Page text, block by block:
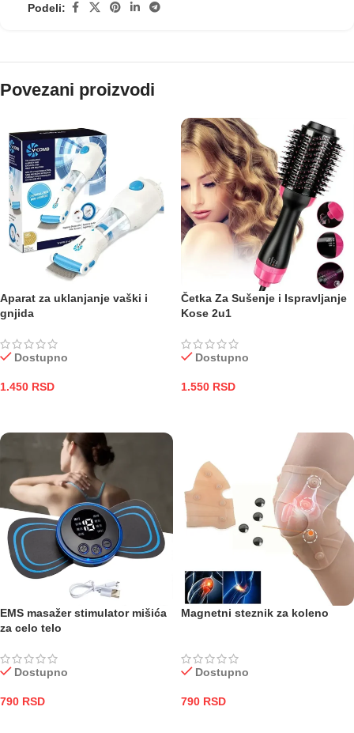
Podeli:
Povezani proizvodi
Aparat za uklanjanje vaški i
gnjida
Dostupno
1.450 RSD
Četka Za Sušenje i Ispravljanje
Kose 2u1
Dostupno
1.550 RSD
EMS masažer stimulator mišića
za celo telo
Dostupno
790 RSD
Magnetni steznik za koleno
Dostupno
790 RSD